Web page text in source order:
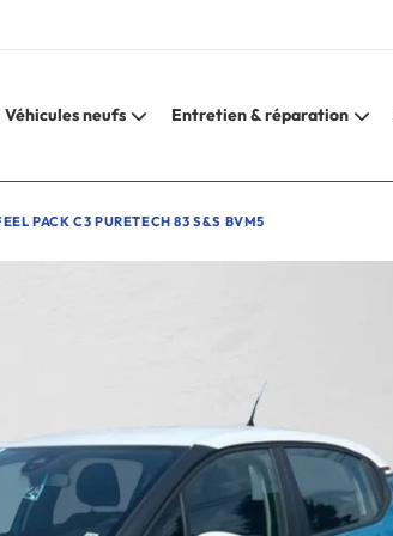
Véhicules neufs Entretien & réparation
PACK C3 PURETECH 83 S&S BVM5